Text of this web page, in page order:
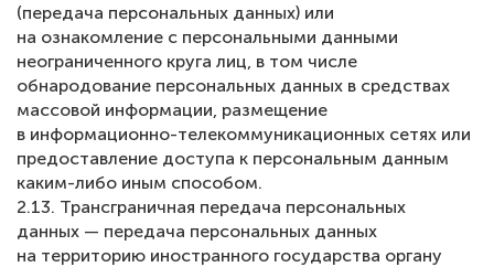
(передача персональных данных) или
на ознакомление с персональными данными
неограниченного круга лиц, в том числе
обнародование персональных данных в средствах
массовой информации, размещение
в информационно-телекоммуникационных сетях или
предоставление доступа к персональным данным
каким-либо иным способом.
2.13. Трансграничная передача персональных
данных — передача персональных данных
на территорию иностранного государства органу